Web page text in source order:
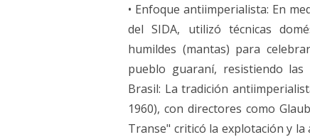
• Enfoque antiimperialista: En
del SIDA, utilizó técnicas
humildes (mantas) para
pueblo guaraní, resistiendo
Brasil: La tradición
1960), con directores como
Transe" criticó la explotación y la